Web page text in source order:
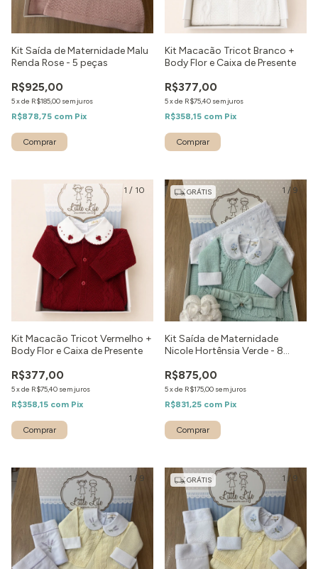
Kit Saída de Maternidade Malu
Renda Rose - 5 peças
R$925,00
5xde R$185,00 sem juros
R$878,75 com Pix
Comprar
Kit Macacão Tricot Branco +
Body Flor e Caixa de Presente
R$377,00
5xde R$75,40 sem juros
R$358,15 com Pix
Comprar
1 / 10
Kit Macacão Tricot Vermelho +
Body Flor e Caixa de Presente
R$377,00
5xde R$75,40 sem juros
R$358,15 com Pix
Comprar
1 / 9
GRÁTIS
Kit Saída de Maternidade
Nicole Hortênsia Verde - 8
R$875,00
5xde R$175,00 sem juros
R$831,25 com Pix
Comprar
1 / 9 1 / 9
GRÁTIS